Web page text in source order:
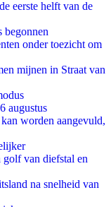
eerste helft van de
begonnen
onder toezicht om
mijnen in Straat van
augustus
worden aangevuld,
van diefstal en
na snelheid van